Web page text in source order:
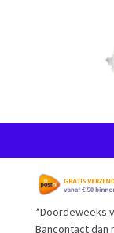
naar
navigatie
inhoud
Startpagina
Voorwaarden
*Doordeweeks
Bancontact dan